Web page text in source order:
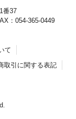
番37
：054-365-0449
て
取引に関する表記